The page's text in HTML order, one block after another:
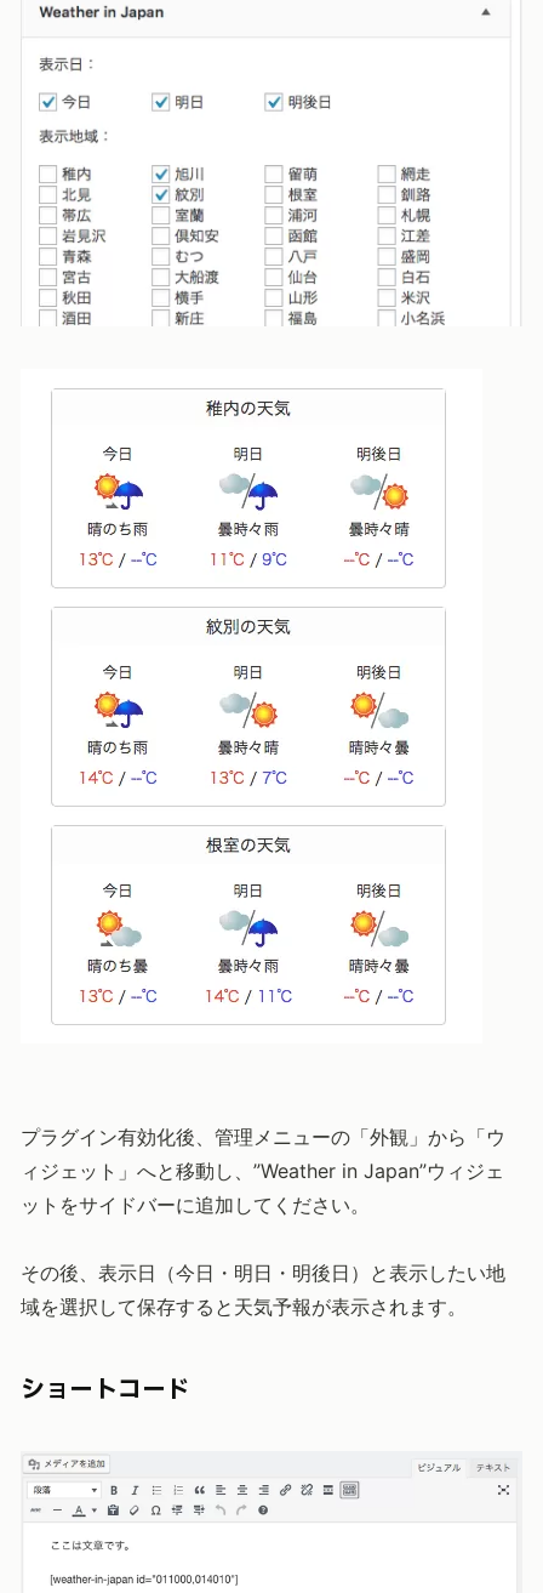
プラグイン有効化後、管理メニューの「外観」から「ウ
ィジェット」へと移動し、”Weather in Japan”ウィジェ
ットをサイドバーに追加してください。
その後、表示日（今日・明日・明後日）と表示したい地
域を選択して保存すると天気予報が表示されます。
ショートコード